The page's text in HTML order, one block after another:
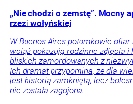
„Nie chodzi o zemstę”. Mocny
rzezi wołyńskiej
W Buenos Aires potomkowie ofiar
wciąż pokazują rodzinne zdjęcia i
bliskich zamordowanych z
Ich dramat przypomina, że dla
jest historią zamkniętą, lecz
nie została zagojona.